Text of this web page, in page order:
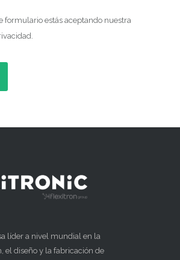
formulario estás aceptando nuestra
.
líder a nivel mundial en la
el diseño y la fabricación de